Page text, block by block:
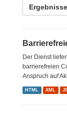
Der Dienst
barrierefreien
Anspruch auf
HTML XML